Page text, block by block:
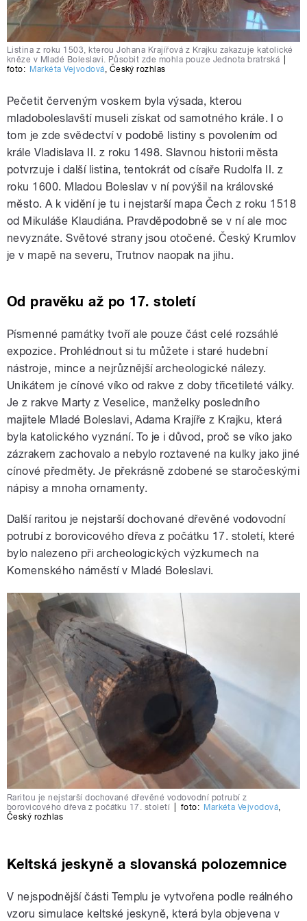
Listina z roku 1503, kterou Johana Krajířová z Krajku zakazuje katolické
kněze v Mladé Boleslavi. Působit zde mohla pouze Jednota bratrská
foto: Markéta Vejvodová, Český rozhlas
Pečetit červeným voskem byla výsada, kterou
mladoboleslavští museli získat od samotného krále. I o
tom je zde svědectví v podobě listiny s povolením od
krále Vladislava II. z roku 1498. Slavnou historii města
potvrzuje i další listina, tentokrát od císaře Rudolfa II. z
roku 1600. Mladou Boleslav v ní povýšil na královské
město. A k vidění je tu i nejstarší mapa Čech z roku 1518
od Mikuláše Klaudiána. Pravděpodobně se v ní ale moc
nevyznáte. Světové strany jsou otočené. Český Krumlov
je v mapě na severu, Trutnov naopak na jihu.
Od pravěku až po 17. století
Písmenné památky tvoří ale pouze část celé rozsáhlé
expozice. Prohlédnout si tu můžete i staré hudební
nástroje, mince a nejrůznější archeologické nálezy.
Unikátem je cínové víko od rakve z doby třicetileté války.
Je z rakve Marty z Veselice, manželky posledního
majitele Mladé Boleslavi, Adama Krajíře z Krajku, která
byla katolického vyznání. To je i důvod, proč se víko jako
zázrakem zachovalo a nebylo roztavené na kulky jako jiné
cínové předměty. Je překrásně zdobené se staročeskými
nápisy a mnoha ornamenty.
Další raritou je nejstarší dochované dřevěné vodovodní
potrubí z borovicového dřeva z počátku 17. století, které
bylo nalezeno při archeologických výzkumech na
Komenského náměstí v Mladé Boleslavi.
Raritou je nejstarší dochované dřevěné vodovodní potrubí z
borovicového dřeva z počátku 17. století
foto: Markéta Vejvodová
Český rozhlas
Keltská jeskyně a slovanská polozemnice
V nejspodnější části Templu je vytvořena podle reálného
vzoru simulace keltské jeskyně, která byla objevena v